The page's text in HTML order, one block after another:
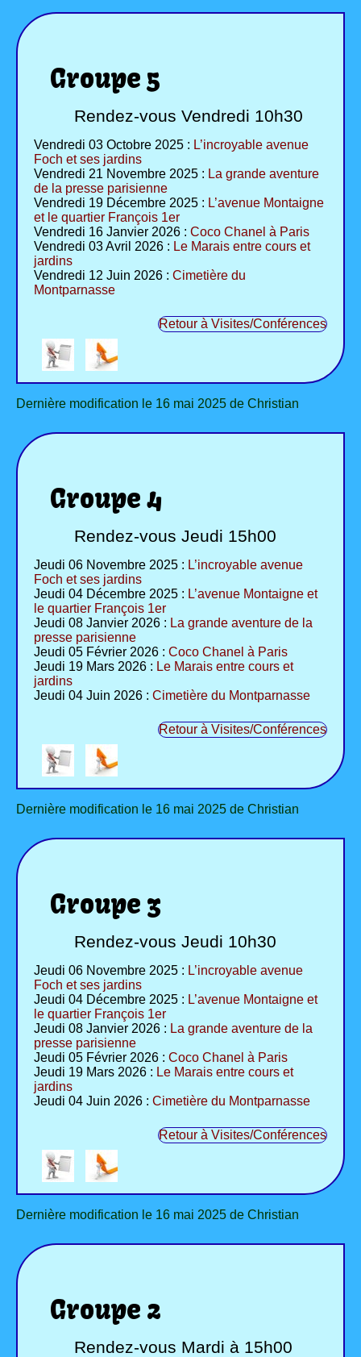
Groupe 5
Rendez-vous Vendredi 10h30
Vendredi 03 Octobre 2025 : L’incroyable avenue
Foch et ses jardins
Vendredi 21 Novembre 2025 : La grande aventure
de la presse parisienne
Vendredi 19 Décembre 2025 : L’avenue Montaigne
et le quartier François 1er
Vendredi 16 Janvier 2026 : Coco Chanel à Paris
Vendredi 03 Avril 2026 : Le Marais entre cours et
jardins
Vendredi 12 Juin 2026 : Cimetière du
Montparnasse
Retour à Visites/Conférences
Dernière modification le 16 mai 2025 de Christian
Groupe 4
Rendez-vous Jeudi 15h00
Jeudi 06 Novembre 2025 : L’incroyable avenue
Foch et ses jardins
Jeudi 04 Décembre 2025 : L’avenue Montaigne et
le quartier François 1er
Jeudi 08 Janvier 2026 : La grande aventure de la
presse parisienne
Jeudi 05 Février 2026 : Coco Chanel à Paris
Jeudi 19 Mars 2026 : Le Marais entre cours et
jardins
Jeudi 04 Juin 2026 : Cimetière du Montparnasse
Retour à Visites/Conférences
Dernière modification le 16 mai 2025 de Christian
Groupe 3
Rendez-vous Jeudi 10h30
Jeudi 06 Novembre 2025 : L’incroyable avenue
Foch et ses jardins
Jeudi 04 Décembre 2025 : L’avenue Montaigne et
le quartier François 1er
Jeudi 08 Janvier 2026 : La grande aventure de la
presse parisienne
Jeudi 05 Février 2026 : Coco Chanel à Paris
Jeudi 19 Mars 2026 : Le Marais entre cours et
jardins
Jeudi 04 Juin 2026 : Cimetière du Montparnasse
Retour à Visites/Conférences
Dernière modification le 16 mai 2025 de Christian
Groupe 2
Rendez-vous Mardi à 15h00